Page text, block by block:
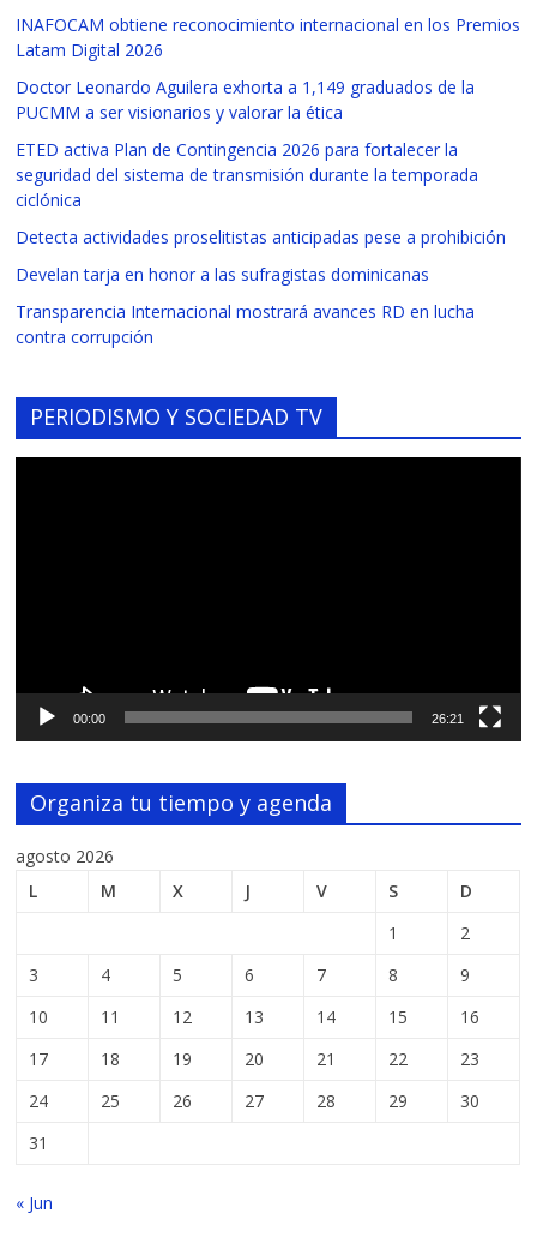
INAFOCAM obtiene reconocimiento internacional en los Premios
Latam Digital 2026
Doctor Leonardo Aguilera exhorta a 1,149 graduados de la
PUCMM a ser visionarios y valorar la ética
ETED activa Plan de Contingencia 2026 para fortalecer la
seguridad del sistema de transmisión durante la temporada
ciclónica
Detecta actividades proselitistas anticipadas pese a prohibición
Develan tarja en honor a las sufragistas dominicanas
Transparencia Internacional mostrará avances RD en lucha
contra corrupción
PERIODISMO Y SOCIEDAD TV
00:00 26:21
Organiza tu tiempo y agenda
agosto 2026
L
M X J V S
D
1
2
3
4 5 6 7 8
9
10
11 12 13 14 15
16
17
18 19 20 21 22
23
24
25 26 27 28 29
30
31
« Jun